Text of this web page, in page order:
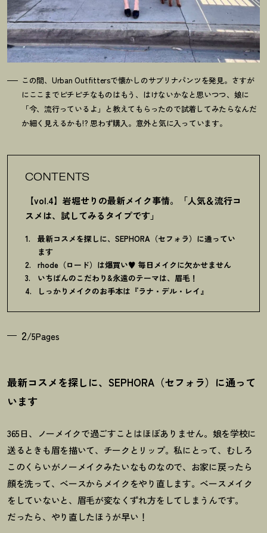
この間、Urban Outfittersで懐かしのサブリナパンツを発見。さすが
にここまでピチピチなものはもう、はけないかなと思いつつ、娘に
「今、流行っているよ」と教えてもらったので試着してみたらなんだ
か細く見えるかも!? 思わず購入。意外と気に入っています。
CONTENTS
【vol.4】岩堀せりの最新メイク事情。「人気＆流行コ
スメは、試してみるタイプです」
最新コスメを探しに、SEPHORA（セフォラ）に通ってい
ます
rhode（ロード）は爆買い♥ 毎日メイクに欠かせません
いちばんのこだわり&永遠のテーマは、眉毛！
しっかりメイクのお手本は『ラナ・デル・レイ』
2/5Pages
最新コスメを探しに、SEPHORA（セフォラ）に通って
います
365日、ノーメイクで過ごすことはほぼありません。娘を学校に
送るときも眉を描いて、チークとリップ。私にとって、むしろ
このくらいがノーメイクみたいなものなので、お家に戻ったら
顔を洗って、ベースからメイクをやり直します。ベースメイク
をしていないと、眉毛が変なくずれ方をしてしまうんです。
だったら、やり直したほうが早い ！